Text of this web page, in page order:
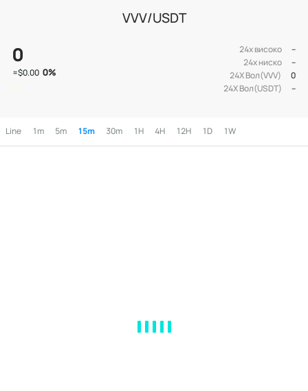
VVV/USDT
0
≈$0.00 0%
24х високо
--
24х ниско
--
24Х Вол(VVV)
0
24Х Вол(USDT)
--
Line 1m 5m 15m 30m 1H 4H 12H 1D 1W